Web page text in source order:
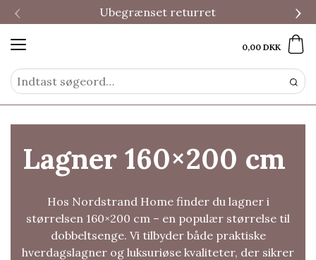
Ubegrænset returret
‹ ›
0,00 DKK
Lagner 160×200 cm
Hos Nordstrand Home finder du lagner i
størrelsen 160×200 cm – en populær størrelse til
dobbeltsenge. Vi tilbyder både praktiske
hverdagslagner og luksuriøse kvaliteter, der sikrer